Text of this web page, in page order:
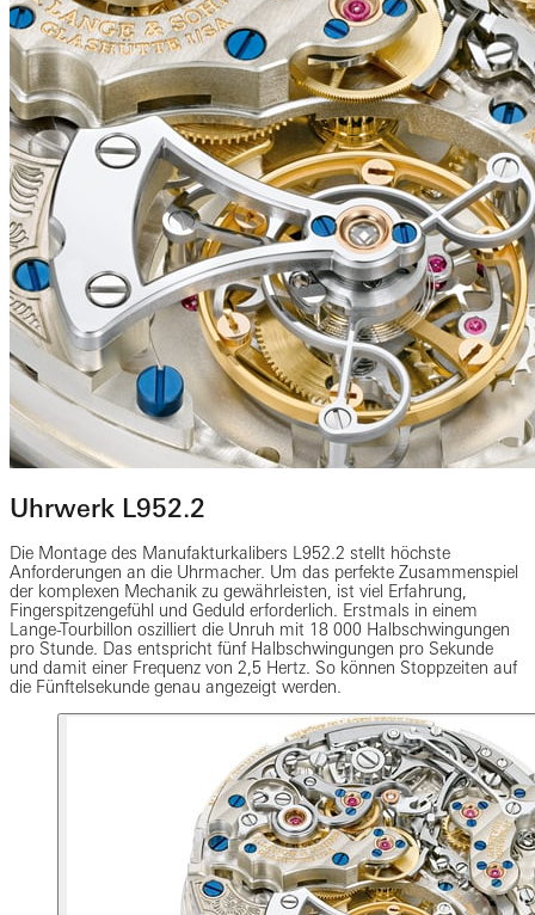
Uhrwerk L952.2
Die Montage des Manufakturkalibers L952.2 stellt höchste
Anforderungen an die Uhrmacher. Um das perfekte Zusammenspiel
der komplexen Mechanik zu gewährleisten, ist viel Erfahrung,
Fingerspitzengefühl und Geduld erforderlich. Erstmals in einem
Lange-Tourbillon oszilliert die Unruh mit 18 000 Halbschwingungen
pro Stunde. Das entspricht fünf Halbschwingungen pro Sekunde
und damit einer Frequenz von 2,5 Hertz. So können Stoppzeiten auf
die Fünftelsekunde genau angezeigt werden.